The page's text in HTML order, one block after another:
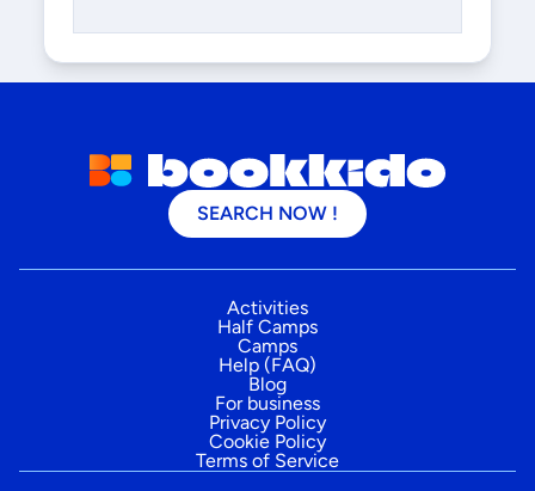
SEARCH NOW !
Activities
Half Camps
Camps
Help (FAQ)
Blog
For business
Privacy Policy
Cookie Policy
Terms of Service